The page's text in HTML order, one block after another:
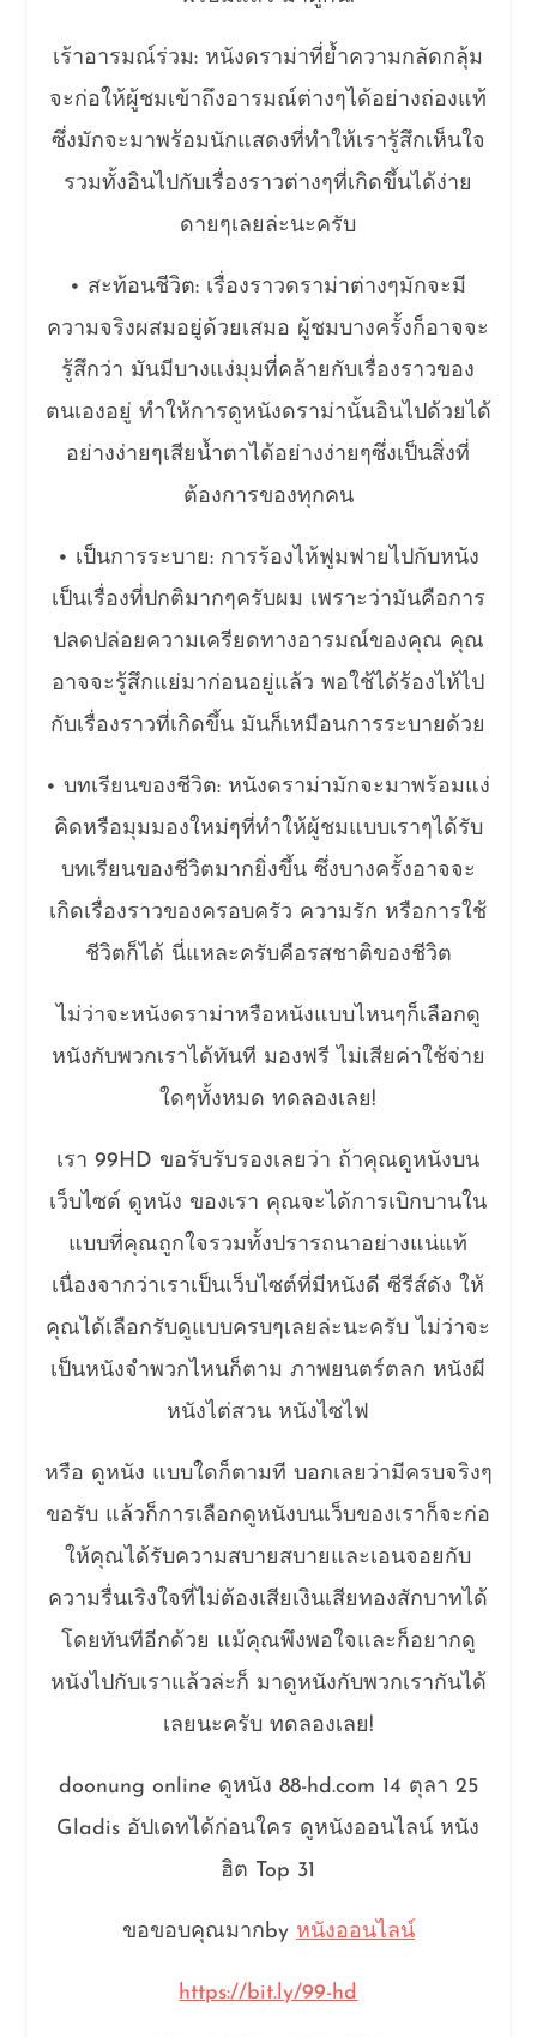
เร้าอารมณ์ร่วม: หนังดราม่าที่ย้ำความกลัดกลุ้ม
จะก่อให้ผู้ชมเข้าถึงอารมณ์ต่างๆได้อย่างถ่องแท้
ซึ่งมักจะมาพร้อมนักแสดงที่ทำให้เรารู้สึกเห็นใจ
รวมทั้งอินไปกับเรื่องราวต่างๆที่เกิดขึ้นได้ง่าย
ดายๆเลยล่ะนะครับ
• สะท้อนชีวิต: เรื่องราวดราม่าต่างๆมักจะมี
ความจริงผสมอยู่ด้วยเสมอ ผู้ชมบางครั้งก็อาจจะ
รู้สึกว่า มันมีบางแง่มุมที่คล้ายกับเรื่องราวของ
ตนเองอยู่ ทำให้การดูหนังดราม่านั้นอินไปด้วยได้
อย่างง่ายๆเสียน้ำตาได้อย่างง่ายๆซึ่งเป็นสิ่งที่
ต้องการของทุกคน
• เป็นการระบาย: การร้องไห้ฟูมฟายไปกับหนัง
เป็นเรื่องที่ปกติมากๆครับผม เพราะว่ามันคือการ
ปลดปล่อยความเครียดทางอารมณ์ของคุณ คุณ
อาจจะรู้สึกแย่มาก่อนอยู่แล้ว พอใช้ได้ร้องไห้ไป
กับเรื่องราวที่เกิดขึ้น มันก็เหมือนการระบายด้วย
• บทเรียนของชีวิต: หนังดราม่ามักจะมาพร้อมแง่
คิดหรือมุมมองใหม่ๆที่ทำให้ผู้ชมแบบเราๆได้รับ
บทเรียนของชีวิตมากยิ่งขึ้น ซึ่งบางครั้งอาจจะ
เกิดเรื่องราวของครอบครัว ความรัก หรือการใช้
ชีวิตก็ได้ นี่แหละครับคือรสชาติของชีวิต
ไม่ว่าจะหนังดราม่าหรือหนังแบบไหนๆก็เลือกดู
หนังกับพวกเราได้ทันที มองฟรี ไม่เสียค่าใช้จ่าย
ใดๆทั้งหมด ทดลองเลย!
เรา 99HD ขอรับรับรองเลยว่า ถ้าคุณดูหนังบน
เว็บไซต์ ดูหนัง ของเรา คุณจะได้การเบิกบานใน
แบบที่คุณถูกใจรวมทั้งปรารถนาอย่างแน่แท้
เนื่องจากว่าเราเป็นเว็บไซต์ที่มีหนังดี ซีรีส์ดัง ให้
คุณได้เลือกรับดูแบบครบๆเลยล่ะนะครับ ไม่ว่าจะ
เป็นหนังจำพวกไหนก็ตาม ภาพยนตร์ตลก หนังผี
หนังไต่สวน หนังไซไฟ
หรือ ดูหนัง แบบใดก็ตามที บอกเลยว่ามีครบจริงๆ
ขอรับ แล้วก็การเลือกดูหนังบนเว็บของเราก็จะก่อ
ให้คุณได้รับความสบายสบายและเอนจอยกับ
ความรื่นเริงใจที่ไม่ต้องเสียเงินเสียทองสักบาทได้
โดยทันทีอีกด้วย แม้คุณพึงพอใจและก็อยากดู
หนังไปกับเราแล้วล่ะก็ มาดูหนังกับพวกเรากันได้
เลยนะครับ ทดลองเลย!
doonung online ดูหนัง 88-hd.com 14 ตุลา 25
Gladis อัปเดทได้ก่อนใคร ดูหนังออนไลน์ หนัง
ฮิต Top 31
ขอขอบคุณมากby หนังออนไลน์
https://bit.ly/99-hd